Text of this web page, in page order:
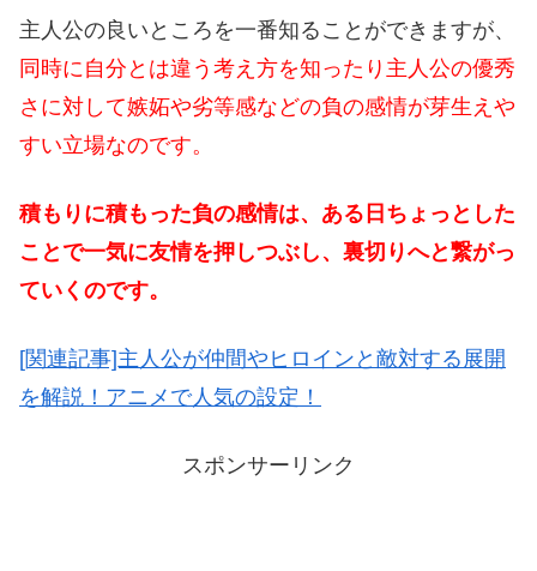
主人公の良いところを一番知ることができますが、
同時に自分とは違う考え方を知ったり主人公の優秀
さに対して嫉妬や劣等感などの負の感情が芽生えや
すい立場なのです。
積もりに積もった負の感情は、ある日ちょっとした
ことで一気に友情を押しつぶし、裏切りへと繋がっ
ていくのです。
[関連記事]主人公が仲間やヒロインと敵対する展開
を解説！アニメで人気の設定！
スポンサーリンク